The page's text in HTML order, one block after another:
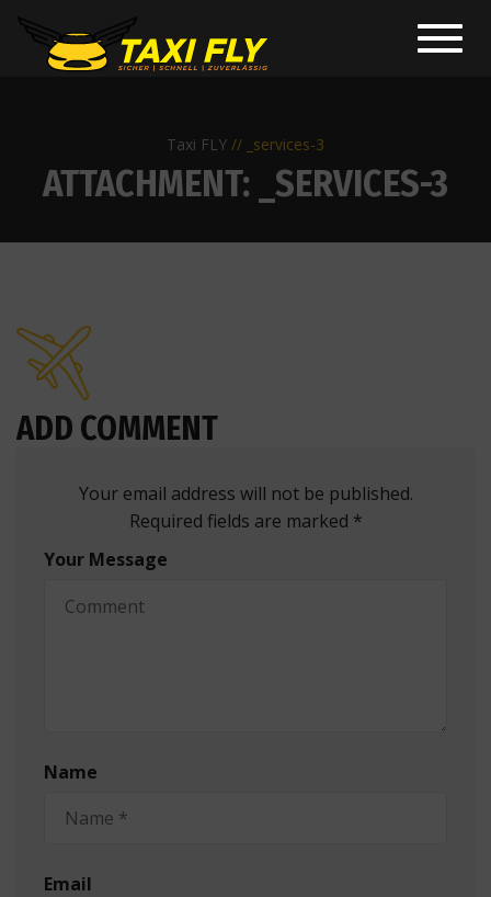
Taxi FLY _services-3
ATTACHMENT: _SERVICES-3
ADD COMMENT
Your email address will not be published.
Required fields are marked *
Your Message
Name
Email